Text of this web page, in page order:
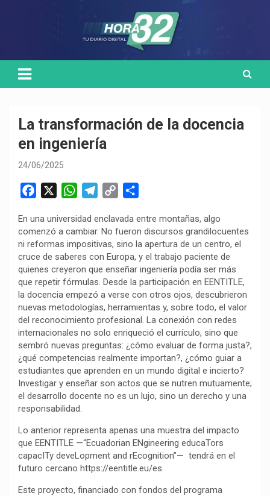
La transformación de la docencia
en ingeniería
24/06/2025
c
e
b
o
o
k
W
a
t
s
A
p
p
l
e
g
r
a
m
p
y
L
i
n
k
m
p
a
r
t
i
r
En una universidad enclavada entre montañas, algo
comenzó a cambiar. No fueron discursos grandilocuentes
ni reformas impositivas, sino la apertura de un centro, el
cruce de saberes con Europa, y el trabajo paciente de
quienes creyeron que enseñar ingeniería podía ser más
que repetir fórmulas. Desde la participación en EENTITLE,
la docencia empezó a verse con otros ojos, descubrieron
nuevas metodologías, herramientas y, sobre todo, el valor
del reconocimiento profesional. La conexión con redes
internacionales no solo enriqueció el currículo, sino que
sembró nuevas preguntas: ¿cómo evaluar de forma justa?,
¿qué competencias realmente importan?, ¿cómo guiar a
estudiantes que aprenden en un mundo digital e incierto?
Investigar y enseñar son actos que se nutren mutuamente;
el desarrollo docente no es un lujo, sino un derecho y una
responsabilidad.
Lo anterior representa apenas una muestra del impacto
que EENTITLE —“Ecuadorian ENgineering educaTors
capacITy deveLopment and rEcognition”— tendrá en el
futuro cercano https://eentitle.eu/es.
Este proyecto, financiado con fondos del programa